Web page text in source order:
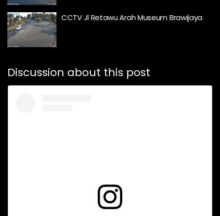
CCTV Jl Retawu Arah Museum Brawijaya
Discussion about this post